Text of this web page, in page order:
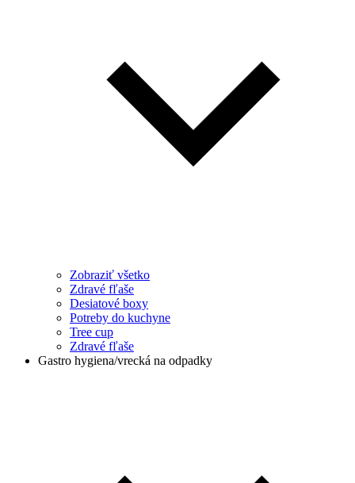
Zobraziť všetko
Zdravé fľaše
Desiatové boxy
Potreby do kuchyne
Tree cup
Zdravé fľaše
Gastro hygiena/vrecká na odpadky